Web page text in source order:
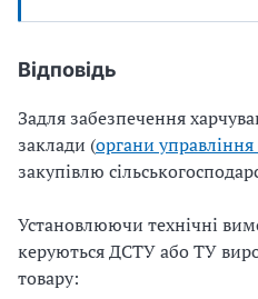
Відповідь
Задля забезпечення
заклади (органи управління
закупівлю
Установлюючи технічні
керуються ДСТУ або ТУ
товару: